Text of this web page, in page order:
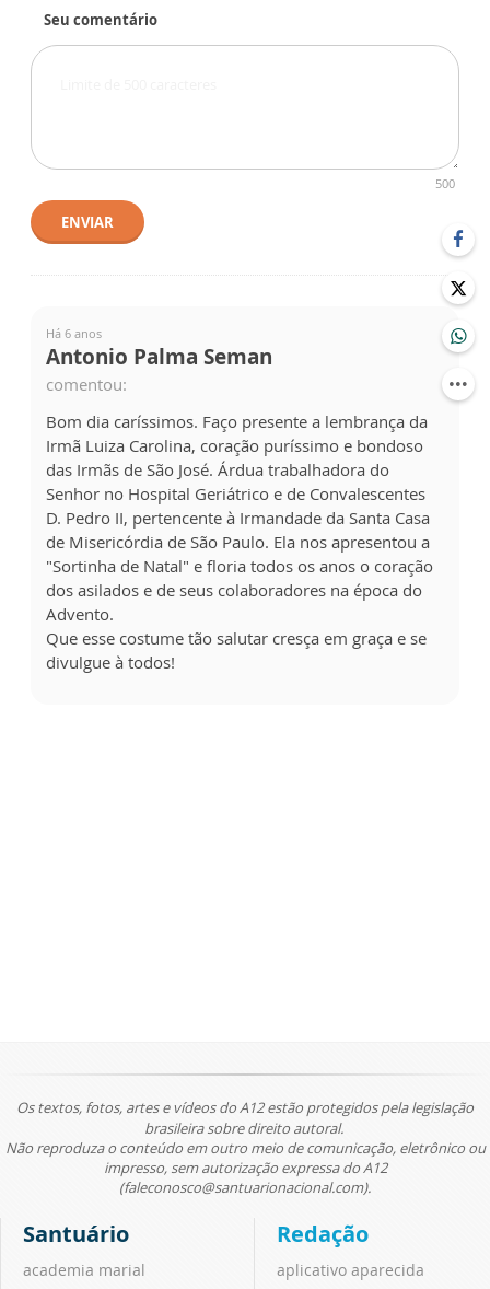
Seu comentário
500
ENVIAR
Há 6 anos
Antonio Palma Seman
comentou:
Bom dia caríssimos. Faço presente a lembrança da
Irmã Luiza Carolina, coração puríssimo e bondoso
das Irmãs de São José. Árdua trabalhadora do
Senhor no Hospital Geriátrico e de Convalescentes
D. Pedro II, pertencente à Irmandade da Santa Casa
de Misericórdia de São Paulo. Ela nos apresentou a
"Sortinha de Natal" e floria todos os anos o coração
dos asilados e de seus colaboradores na época do
Advento.
Que esse costume tão salutar cresça em graça e se
divulgue à todos!
Os textos, fotos, artes e vídeos do A12 estão protegidos pela legislação
brasileira sobre direito autoral.
Não reproduza o conteúdo em outro meio de comunicação, eletrônico ou
impresso, sem autorização expressa do A12
(faleconosco@santuarionacional.com).
Santuário
academia marial
Redação
aplicativo aparecida